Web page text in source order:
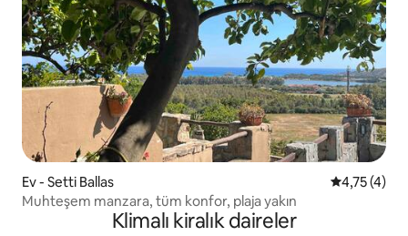
Ev - Setti Ballas 54,75 (4)
Muhteşem manzara, tüm konfor, plaja yakın
Klimalı kiralık daireler